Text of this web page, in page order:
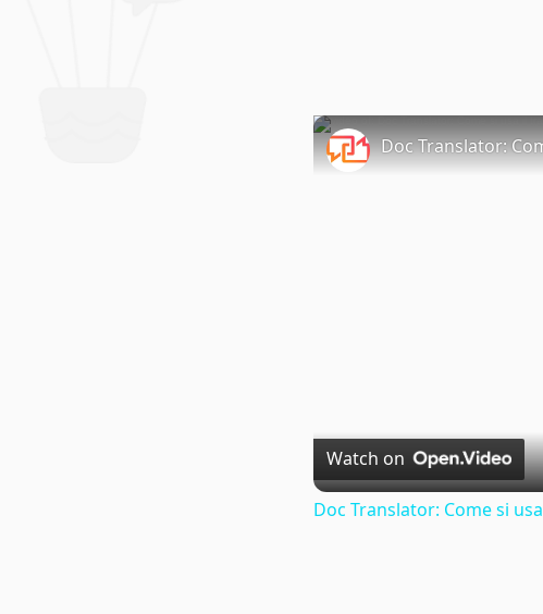
Doc Translator:
Watch on
Doc Translator: Come si